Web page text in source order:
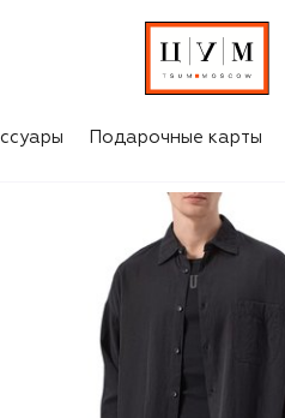
Подарочные карты